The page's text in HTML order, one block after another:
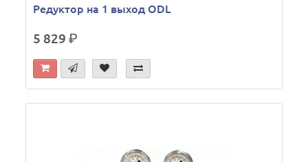
Редуктор на 1 выход ODL
5 829р.